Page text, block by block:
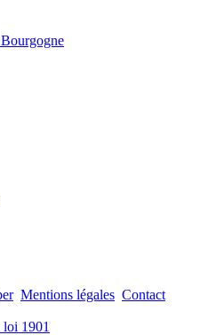
Mentions légales Contact
loi 1901